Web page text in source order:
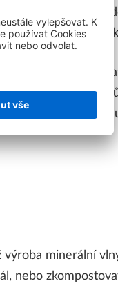
jako konopí i len
škrob působí
se nemusí
izolaci střech,
Díky
minerální
nebo